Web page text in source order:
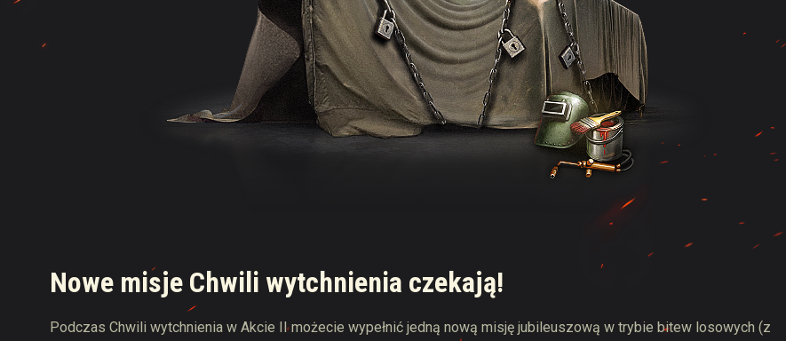
Nowe misje Chwili wytchnienia czekają!
Podczas Chwili wytchnienia w Akcie II możecie wypełnić jedną nową misję jubileuszową w trybie bitew losowych (z